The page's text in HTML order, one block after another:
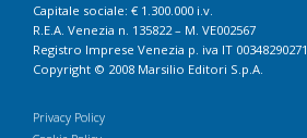
Capitale sociale: € 1.300.000 i.v.
R.E.A. Venezia n. 135822 – M. VE002567
Registro Imprese Venezia p. iva IT 00348290271
Copyright © 2008 Marsilio Editori S.p.A.
Privacy Policy